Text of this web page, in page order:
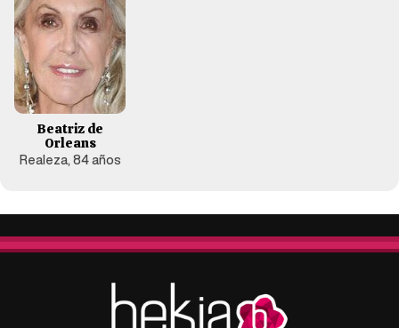
Beatriz de
Orleans
Realeza, 84 años